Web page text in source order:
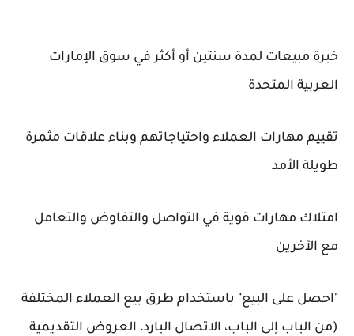
خبرة مبيعات لمدة سنتين أو أكثر في سوق الإمارات
العربية المتحدة
تقييم مهارات العملاء واحتياجاتهم وبناء علاقات مثمرة
طويلة الأمد
امتلاك مهارات قوية في التواصل والتفاوض والتعامل
مع الآخرين
"احصل على البيع" باستخدام طرق بيع العملاء المختلفة
(من الباب إلى الباب، الاتصال البارد، العروض التقديمية